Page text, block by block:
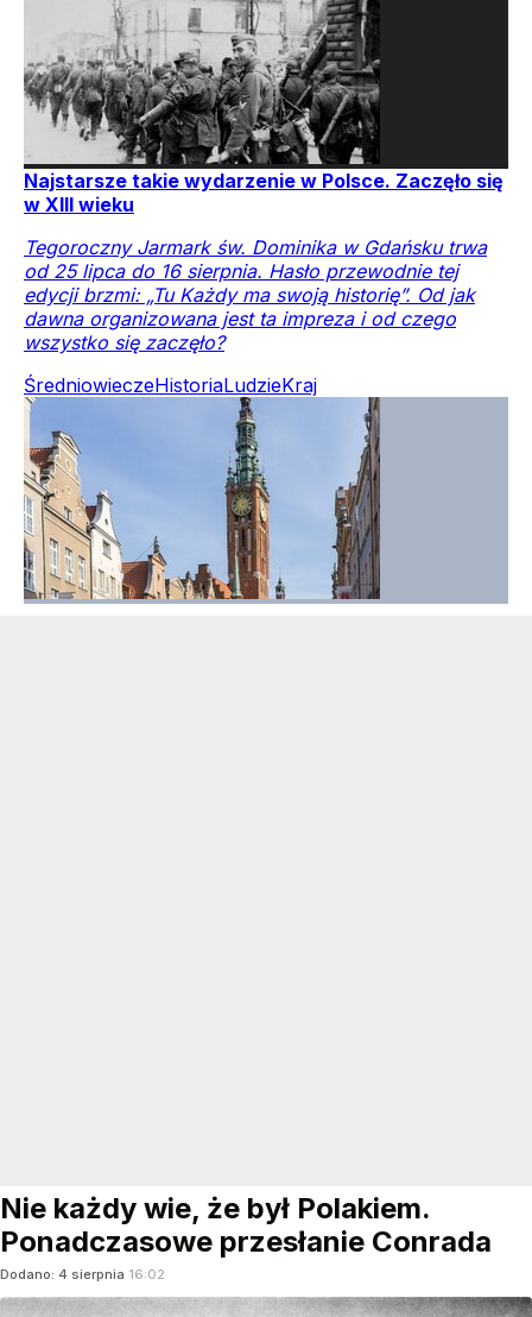
Najstarsze takie wydarzenie w Polsce. Zaczęło się
w XIII wieku
Tegoroczny Jarmark św. Dominika w Gdańsku trwa
od 25 lipca do 16 sierpnia. Hasło przewodnie tej
edycji brzmi: „Tu Każdy ma swoją historię”. Od jak
dawna organizowana jest ta impreza i od czego
wszystko się zaczęło?
ŚredniowieczeHistoriaLudzieKraj
Nie każdy wie, że był Polakiem.
Ponadczasowe przesłanie Conrada
Dodano: 4 sierpnia 16:02